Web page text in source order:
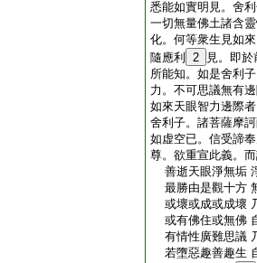
悉能如實明見。舍
一切無量佛土諸含
化。何等衆生見如
隨應利
2
見。即
所能知。如是舍利
力。不可思議無有
如來天眼智力邊際
舍利子。諸菩薩摩
如虚空已。信受諦
尊。欲重宣此義。
善逝天眼淨無垢
最勝由是觀十方
或壞或成或成壞
或有佛住或無佛
有情性廣難思議
若墮惡趣善趣生